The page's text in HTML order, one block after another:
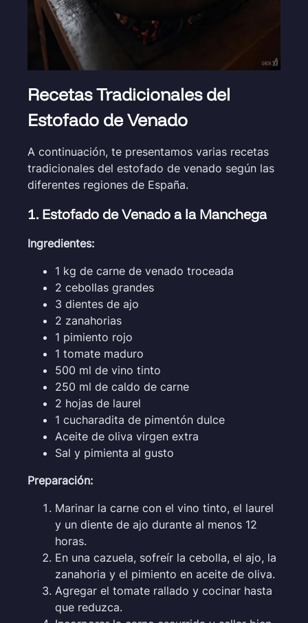
Recetas Tradicionales del
Estofado de Venado
A continuación, te presentamos varias recetas
tradicionales del estofado de venado según las
diferentes regiones de España.
1. Estofado de Venado a la Manchega
Ingredientes:
1 kg de carne de venado troceada
2 cebollas grandes
3 dientes de ajo
2 zanahorias
1 pimiento rojo
1 tomate maduro
500 ml de vino tinto
250 ml de caldo de carne
2 hojas de laurel
1 cucharadita de pimentón dulce
Aceite de oliva virgen extra
Sal y pimienta al gusto
Preparación:
Marinar la carne con el vino tinto, el laurel
y un diente de ajo durante al menos 12
horas.
En una cazuela, sofreír la cebolla, el ajo, la
zanahoria y el pimiento en aceite de oliva.
Agregar el tomate rallado y cocinar hasta
que reduzca.